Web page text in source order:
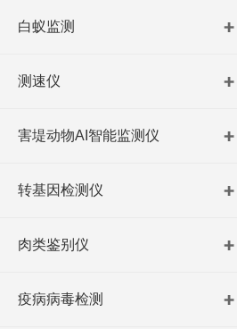
白蚁监测
测速仪
害堤动物AI智能监测仪
转基因检测仪
肉类鉴别仪
疫病病毒检测